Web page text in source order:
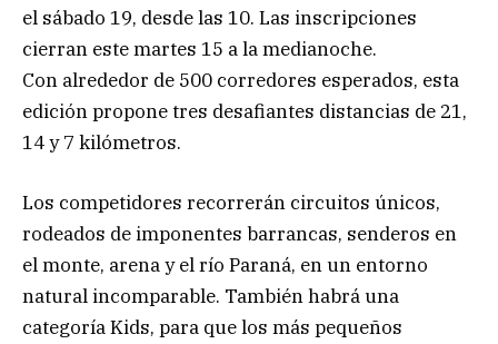
el sábado 19, desde las 10. Las inscripciones
cierran este martes 15 a la medianoche.
Con alrededor de 500 corredores esperados, esta
edición propone tres desafiantes distancias de 21,
14 y 7 kilómetros.
Los competidores recorrerán circuitos únicos,
rodeados de imponentes barrancas, senderos en
el monte, arena y el río Paraná, en un entorno
natural incomparable. También habrá una
categoría Kids, para que los más pequeños